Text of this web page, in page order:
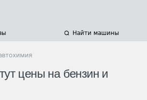
Найти машины
цены на бензин и